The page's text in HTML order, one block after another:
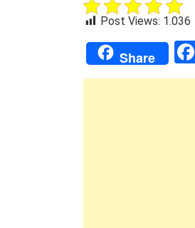
Post Views: 1.036
Share